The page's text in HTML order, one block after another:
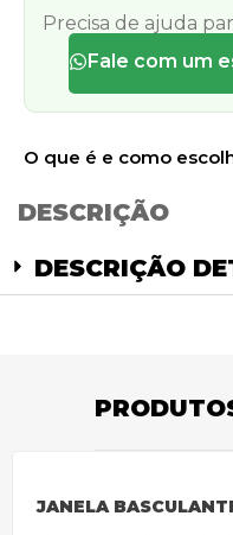
Precisa de ajuda
Fale com um
O que é e como
DESCRIÇÃO
DESCRIÇÃO
JANELA